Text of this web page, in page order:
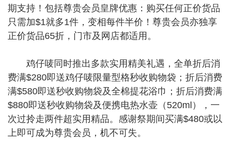
期支持！包括尊贵会员皇牌优惠：购买任何正价货品
只需加$1就多1件，变相每件半价！尊贵会员亦独享
正价货品65折，门市及网店都适用。
鸡仔唛同时推出多款实用精美礼遇，全单折后消
费满$280即送鸡仔唛限量型格秒收购物袋；折后消费
满$580即送秒收购物袋及全棉提花浴巾；折后消费满
$880即送秒收购物袋及便携电热水壶（520ml），一
次过拎走两件超实用精品。感谢祭期间买满$480或以
上即可成为尊贵会员，机不可失。